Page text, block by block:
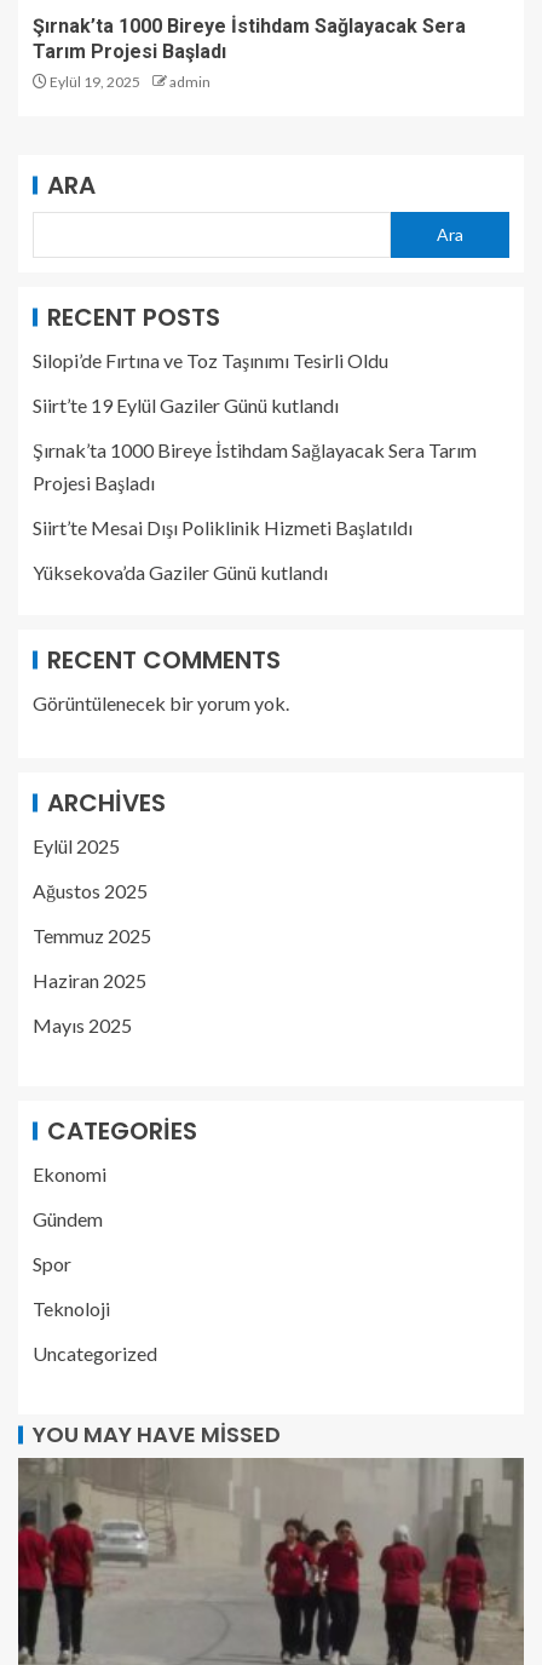
Şırnak’ta 1000 Bireye İstihdam Sağlayacak Sera
Tarım Projesi Başladı
Eylül 19, 2025 admin
ARA
Ara
RECENT POSTS
Silopi’de Fırtına ve Toz Taşınımı Tesirli Oldu
Siirt’te 19 Eylül Gaziler Günü kutlandı
Şırnak’ta 1000 Bireye İstihdam Sağlayacak Sera Tarım
Projesi Başladı
Siirt’te Mesai Dışı Poliklinik Hizmeti Başlatıldı
Yüksekova’da Gaziler Günü kutlandı
RECENT COMMENTS
Görüntülenecek bir yorum yok.
ARCHIVES
Eylül 2025
Ağustos 2025
Temmuz 2025
Haziran 2025
Mayıs 2025
CATEGORIES
Ekonomi
Gündem
Spor
Teknoloji
Uncategorized
YOU MAY HAVE MISSED